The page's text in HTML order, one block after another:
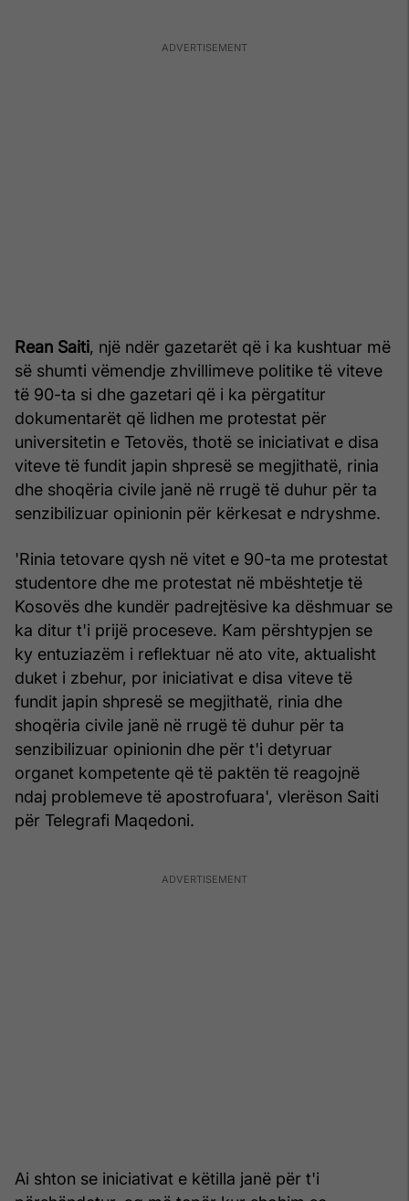
Rean Saiti, një ndër gazetarët që i ka kushtuar më
së shumti vëmendje zhvillimeve politike të viteve
të 90-ta si dhe gazetari që i ka përgatitur
dokumentarët që lidhen me protestat për
universitetin e Tetovës, thotë se iniciativat e disa
viteve të fundit japin shpresë se megjithatë, rinia
dhe shoqëria civile janë në rrugë të duhur për ta
senzibilizuar opinionin për kërkesat e ndryshme.
'Rinia tetovare qysh në vitet e 90-ta me protestat
studentore dhe me protestat në mbështetje të
Kosovës dhe kundër padrejtësive ka dëshmuar se
ka ditur t'i prijë proceseve. Kam përshtypjen se
ky entuziazëm i reflektuar në ato vite, aktualisht
duket i zbehur, por iniciativat e disa viteve të
fundit japin shpresë se megjithatë, rinia dhe
shoqëria civile janë në rrugë të duhur për ta
senzibilizuar opinionin dhe për t'i detyruar
organet kompetente që të paktën të reagojnë
ndaj problemeve të apostrofuara', vlerëson Saiti
për Telegrafi Maqedoni.
Ai shton se iniciativat e këtilla janë për t'i